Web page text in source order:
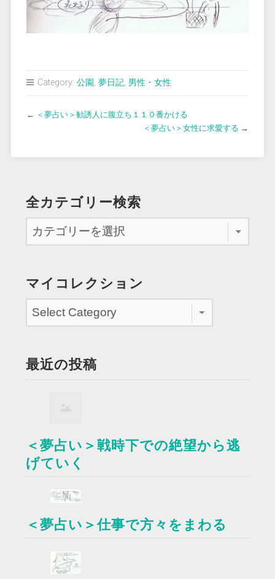
Category: 公園, 夢日記, 男性・女性
← ＜夢占い＞勧誘人に腹立ち１１０番かける
＜夢占い＞女性に求愛する →
全カテゴリー検索
マイコレクション
最近の投稿
＜夢占い＞戦時下での絶望から逃
げていく
＜夢占い＞仕事で方々をまわる